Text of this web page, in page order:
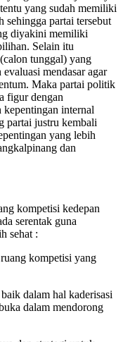
yang sudah memiliki
sehingga partai tersebut
diyakini memiliki
Selain itu
tunggal) yang
mendasar agar
Maka partai politik
figur dengan
kepentingan internal
partai justru kembali
yang lebih
dan
kompetisi kedepan
serentak guna
sehat :
kompetisi yang
dalam hal kaderisasi
dalam mendorong